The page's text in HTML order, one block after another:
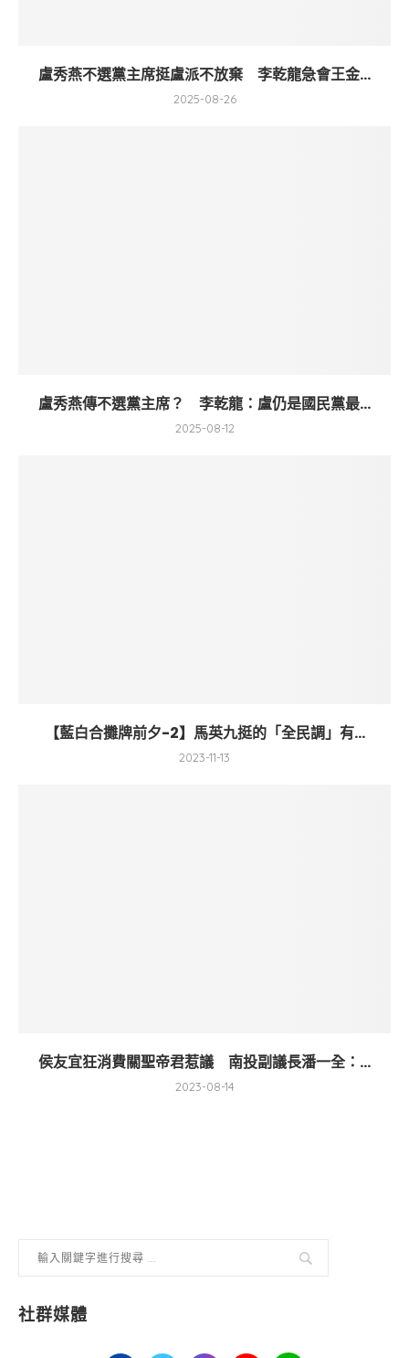
盧秀燕不選黨主席挺盧派不放棄 李乾龍急會王金...
2025-08-26
盧秀燕傳不選黨主席？ 李乾龍：盧仍是國民黨最...
2025-08-12
【藍白合攤牌前夕-2】馬英九挺的「全民調」有...
2023-11-13
侯友宜狂消費關聖帝君惹議 南投副議長潘一全：...
2023-08-14
社群媒體